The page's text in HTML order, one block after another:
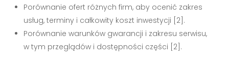
Porównanie ofert różnych firm, aby ocenić zakres
usług, terminy i całkowity koszt inwestycji [2] .
Porównanie warunków gwarancji i zakresu serwisu,
w tym przeglądów i dostępności części [2] .